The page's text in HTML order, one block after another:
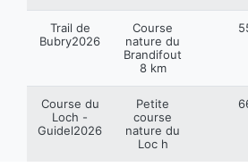
Trail de
Bubry2026
Course
nature du
Brandifout
8 km
Course du
Loch -
Guidel2026
Petite
course
nature du
Loc h